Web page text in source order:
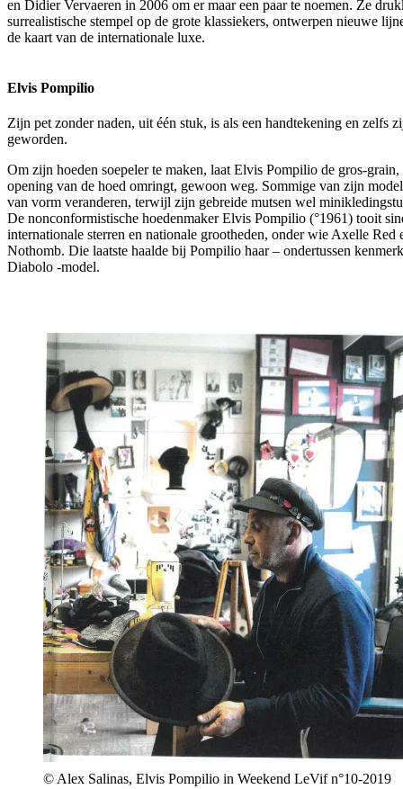
en Didier Vervaeren in 2006 om er maar een paar te noemen. Ze
surrealistische stempel op de grote klassiekers, ontwerpen nieuwe
de kaart van de internationale luxe.
© Alex Salinas, Elvis Pompilio in Weekend LeVif n°10-2019
Elvis Pompilio
Zijn pet zonder naden, uit één stuk, is als een handtekening en zelfs
geworden.
Om zijn hoeden soepeler te maken, laat Elvis Pompilio de gros-grain,
opening van de hoed omringt, gewoon weg. Sommige van zijn
van vorm veranderen, terwijl zijn gebreide mutsen wel
De nonconformistische hoedenmaker Elvis Pompilio (°1961) tooit
internationale sterren en nationale grootheden, onder wie Axelle Red
Nothomb. Die laatste haalde bij Pompilio haar – ondertussen
Diabolo -model.